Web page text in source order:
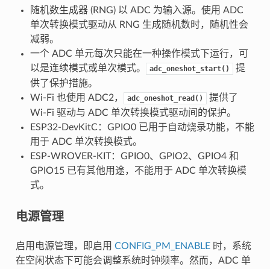
随机数生成器 (RNG) 以 ADC 为输入源。使用 ADC
单次转换模式驱动从 RNG 生成随机数时，随机性会
减弱。
一个 ADC 单元每次只能在一种操作模式下运行，可
以是连续模式或单次模式。
adc_oneshot_start()
提
供了保护措施。
Wi-Fi 也使用 ADC2，
adc_oneshot_read()
提供了
Wi-Fi 驱动与 ADC 单次转换模式驱动间的保护。
ESP32-DevKitC：GPIO0 已用于自动烧录功能，不能
用于 ADC 单次转换模式。
ESP-WROVER-KIT：GPIO0、GPIO2、GPIO4 和
GPIO15 已有其他用途，不能用于 ADC 单次转换模
式。
电源管理
启用电源管理，即启用 CONFIG_PM_ENABLE时，系统
在空闲状态下可能会调整系统时钟频率。然而，ADC 单